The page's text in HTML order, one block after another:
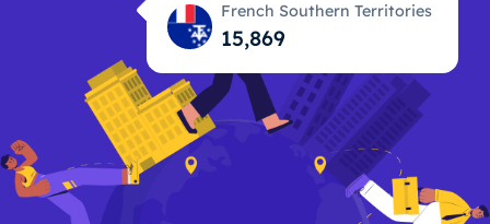
French Southern Territories
15,870